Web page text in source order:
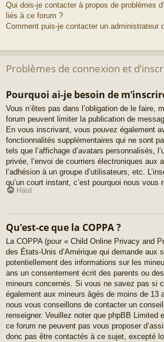
Qui dois-je contacter à propos de problèmes
liés à ce forum ?
Comment puis-je contacter un administrateur
Problèmes de connexion et
Pourquoi ai-je besoin de
Vous n’êtes pas dans l’obligation de le faire,
forum peuvent limiter la publication de
En vous inscrivant, vous pouvez également
fonctionnalités supplémentaires qui ne sont
tels que l’affichage d’avatars personnalisés,
privée, l’envoi de courriers électroniques aux
l’adhésion à un groupe d’utilisateurs, etc.
qu’un court instant, c’est pourquoi nous vous
Haut
Qu’est-ce que la COPPA ?
La COPPA (pour « Child Online Privacy and
des États-Unis d’Amérique qui demande aux
potentiellement des informations sur les
ans un consentement écrit des parents ou
mineurs concernés. Si vous ne savez pas si
également aux mineurs âgés de moins de 13
nous vous conseillons de contacter un
renseigner. Veuillez noter que phpBB Limited
ce forum ne peuvent pas vous proposer
donc pas être contactés à ce sujet, excepté